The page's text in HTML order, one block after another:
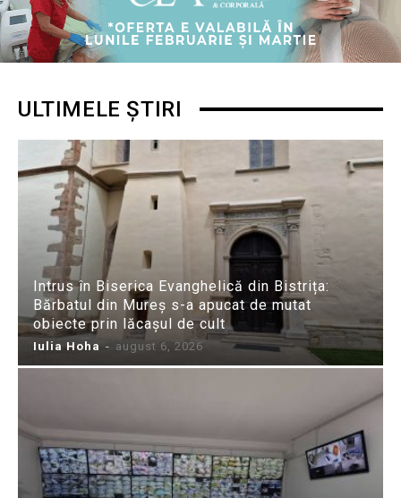
ULTIMELE ȘTIRI
Intrus în Biserica Evanghelică din Bistrița:
Bărbatul din Mureș s-a apucat de mutat
obiecte prin lăcașul de cult
Iulia Hoha - august 6, 2026